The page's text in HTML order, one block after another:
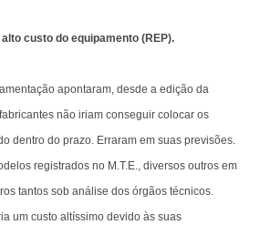
custo do equipamento (REP).
apontaram, desde a edição da
não iriam conseguir colocar os
dentro do prazo. Erraram em suas previsões.
registrados no M.T.E., diversos outros em
tantos sob análise dos órgãos técnicos.
um custo altíssimo devido às suas